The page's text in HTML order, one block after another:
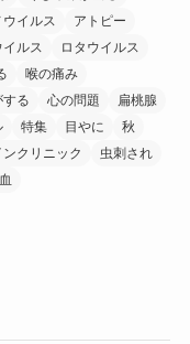
ウイルス
アトピー
イルス
ロタウイルス
喉の痛み
する 心の問題
扁桃腺
特集 目やに
秋
クリニック
虫刺され